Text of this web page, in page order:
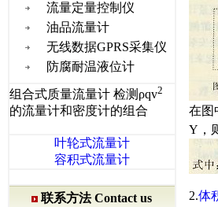
流量定量控制仪
油品流量计
无线数据GPRS采集仪
防腐耐温液位计
组合式质量流量计 检测ρqv2
的流量计和密度计的组合
叶轮式流量计
容积式流量计
联系方法 Contact us
在图
Y，
2.体